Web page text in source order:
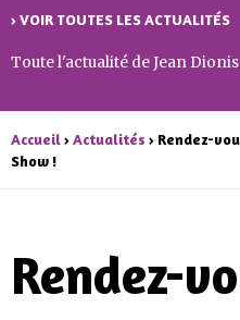
› VOIR TOUTES LES ACTUALITÉS
Toute l'actualité de Jean Dionis
Accueil›Actualités › Rendez-
Show !
Rendez-